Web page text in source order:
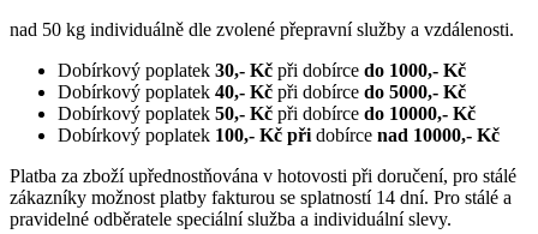
nad 50 kg individuálně dle zvolené přepravní služby a vzdálenosti.
Dobírkový poplatek 30,- Kč při dobírce do 1000,- Kč
Dobírkový poplatek 40,- Kč při dobírce do 5000,- Kč
Dobírkový poplatek 50,- Kč při dobírce do 10000,- Kč
Dobírkový poplatek 100,- Kč při dobírce nad 10000,- Kč
Platba za zboží upřednostňována v hotovosti při doručení, pro stálé
zákazníky možnost platby fakturou se splatností 14 dní. Pro stálé a
pravidelné odběratele speciální služba a individuální slevy.